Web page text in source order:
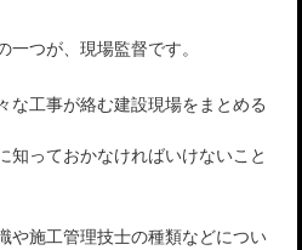
つが、現場監督です。
な工事が絡む建設現場をまとめる
知っておかなければいけないこと
や施工管理技士の種類などについ